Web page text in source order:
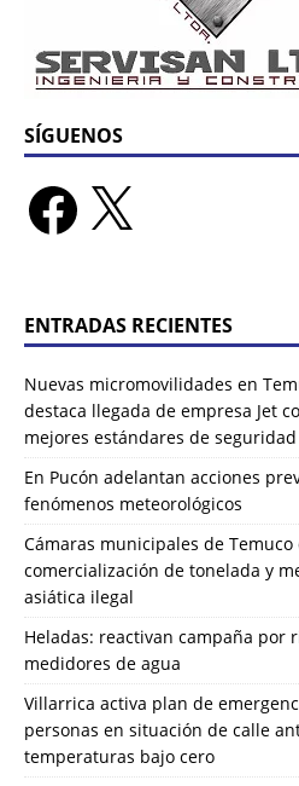
SÍGUENOS
ENTRADAS RECIENTES
Nuevas micromovilidades en
destaca llegada de empresa Jet
mejores estándares de seguridad
En Pucón adelantan acciones
fenómenos meteorológicos
Cámaras municipales de
comercialización de tonelada y
asiática ilegal
Heladas: reactivan campaña por
medidores de agua
Villarrica activa plan de
personas en situación de calle
temperaturas bajo cero